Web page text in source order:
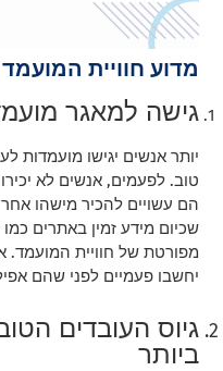
מדוע חוויית
גישה למאגר
יותר אנשים יגישו
טוב. לפעמים, אנשים לא
הם עשויים להכיר מישהו
מפורטת של חוויית המועמד.
יחשבו פעמיים לפני שהם
גיוס העובדים
ביותר